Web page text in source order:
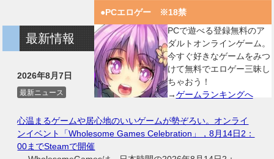
●PCエロゲー ※18禁
PCで遊べる登録無料のア
ダルトオンラインゲーム。
今すぐ好きなゲームをみつ
けて無料でエロゲー三昧し
ちゃおう！
→ゲームランキングへ
最新情報
2026年8月7日
最新ニュース
心温まるゲームや居心地のいいゲームが勢ぞろい。オンライ
ンイベント「Wholesome Games Celebration」，8月14日2：
00までSteamで開催